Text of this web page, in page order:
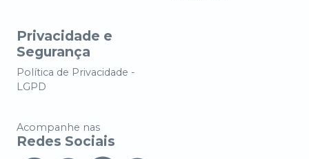
Privacidade e
Segurança
Política de Privacidade -
LGPD
Acompanhe nas
Redes Sociais